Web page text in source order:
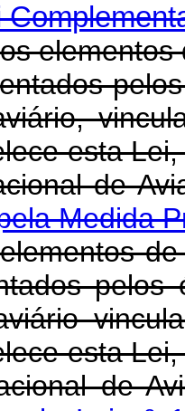
esta
Medida
pelos
esta